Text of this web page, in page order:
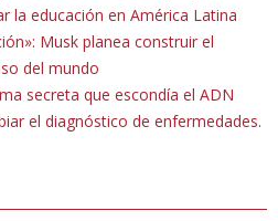
la educación en América Latina
Musk planea construir el
del mundo
secreta que escondía el ADN
el diagnóstico de enfermedades.